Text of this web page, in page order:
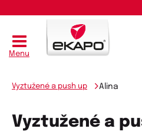
Menu
Vyztužené a push up Alina
Vyztužené a